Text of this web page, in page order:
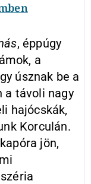
, éppúgy
a
úsznak be a
a távoli nagy
hajócskák,
Korculán.
jön,